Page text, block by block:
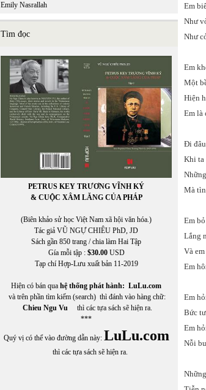
Emily Nasrallah
Tìm đọc
PETRUS KEY TRƯƠNG VĨNH KÝ
& CUỘC XÂM LĂNG CỦA PHÁP
(Biên khảo sử học Việt Nam xã hội văn hóa.)
Tác giả VŨ NGỰ CHIÊU PhD, JD
Sách gần 850 trang / chia làm Hai Tập
Gía mỗi tập : $30.00USD
Tạp chí Hợp-Lưu xuất bản 11-2019
Hiện có bán qua hệ thống phát hành: LuLu.com
và trên phần tìm kiếm (search) thì đánh vào hàng chữ:
Chieu Ngu Vu thì các tựa sách sẽ hiện ra.
***
Quý vị có thể vào đường dẫn này: LuLu.com
thì các tựa sách sẽ hiện ra.
Em
Như
Như
Em
Một
Hiện
Em là
Đi
Khi ta
Mà
Em
Lắng
Và
Em
Em
Bức
Em
Nỗi